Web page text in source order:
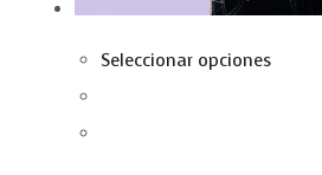
Seleccionar opciones